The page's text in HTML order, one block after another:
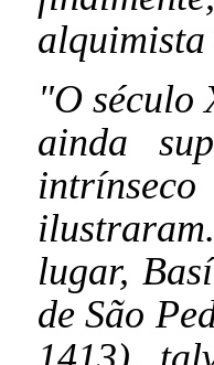
"O século
ainda
lugar,
de São